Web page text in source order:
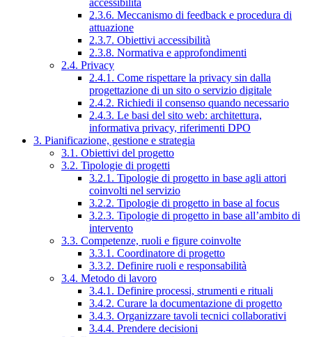
accessibilità
2.3.6. Meccanismo di feedback e procedura di
attuazione
2.3.7. Obiettivi accessibilità
2.3.8. Normativa e approfondimenti
2.4. Privacy
2.4.1. Come rispettare la privacy sin dalla
progettazione di un sito o servizio digitale
2.4.2. Richiedi il consenso quando necessario
2.4.3. Le basi del sito web: architettura,
informativa privacy, riferimenti DPO
3. Pianificazione, gestione e strategia
3.1. Obiettivi del progetto
3.2. Tipologie di progetti
3.2.1. Tipologie di progetto in base agli attori
coinvolti nel servizio
3.2.2. Tipologie di progetto in base al focus
3.2.3. Tipologie di progetto in base all’ambito di
intervento
3.3. Competenze, ruoli e figure coinvolte
3.3.1. Coordinatore di progetto
3.3.2. Definire ruoli e responsabilità
3.4. Metodo di lavoro
3.4.1. Definire processi, strumenti e rituali
3.4.2. Curare la documentazione di progetto
3.4.3. Organizzare tavoli tecnici collaborativi
3.4.4. Prendere decisioni